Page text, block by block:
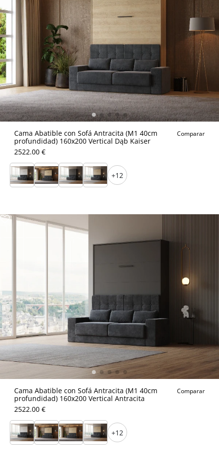
Cama Abatible con Sofá Antracita (M1 40cm
profundidad) 160x200 Vertical Dąb Kaiser
Comparar
2522.00 €
+12
Cama Abatible con Sofá Antracita (M1 40cm
profundidad) 160x200 Vertical Antracita
Comparar
2522.00 €
+12